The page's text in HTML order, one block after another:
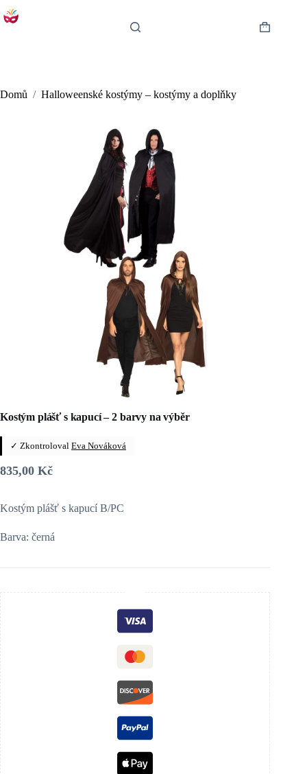
to
Shopping
Domů / Halloweenské kostýmy – kostýmy a doplňky
Kostým plášť s kapucí – 2 barvy na výběr
✓ Zkontroloval Eva Nováková
835,00 Kč
Kostým plášť s kapucí B/PC
Barva: černá